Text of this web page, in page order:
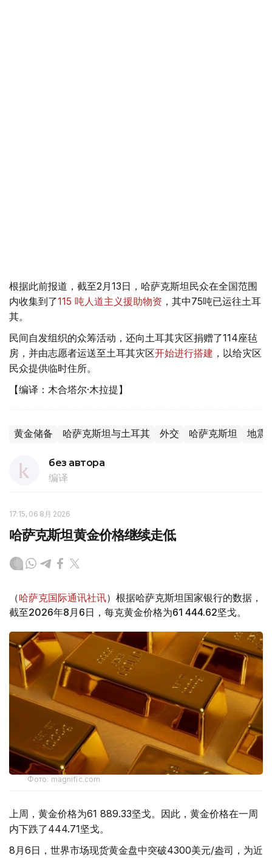
根据此前报道，截至2月13日，哈萨克斯坦民众在全国范围
内收集到了115 吨人道主义援助物资 ，其中75吨已运往土耳
其。
民间自发组织的众筹活动，还向土耳其灾区捐赠了114座毡
房，并由志愿者运送至土耳其灾区开始进行搭建 ，以给灾区
民众提供临时住所。
【编译：木合塔尔·木拉提】
黄金储备 哈萨克斯坦与土耳其 外交 哈萨克斯坦 地震
без автора
编译
17:15, 06 8月 2026
哈萨克斯坦黄金价格继续走低
（哈萨克国际通讯社讯）根据哈萨克斯坦国家银行的数据，
截至2026年8月6日，每克黄金价格为61 444.62坚戈。
Фото: magnific.com
上周，黄金价格为61 889.33坚戈。因此，黄金价格在一周
内下跌了444.71坚戈。
8月6日，世界市场现货黄金盘中突破4300美元/盎司，为近